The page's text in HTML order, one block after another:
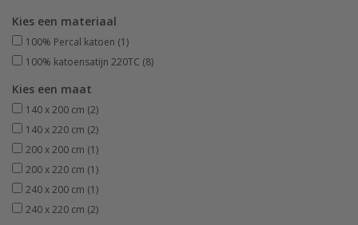
Kies een materiaal
100% Percal katoen (1)
100% katoensatijn 220TC (8)
Kies een maat
140 x 200 cm (2)
140 x 220 cm (2)
200 x 200 cm (1)
200 x 220 cm (1)
240 x 200 cm (1)
240 x 220 cm (2)